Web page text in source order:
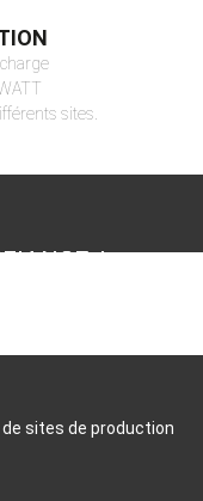
sites.
/
/
sites de production